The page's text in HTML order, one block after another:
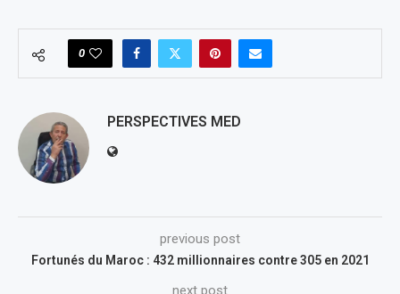
0
PERSPECTIVES MED
previous post
Fortunés du Maroc : 432 millionnaires contre 305 en 2021
next post